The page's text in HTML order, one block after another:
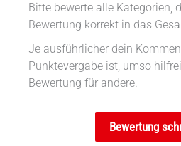
Bitte bewerte alle Kategorien,
Bewertung korrekt in das
Je ausführlicher dein
Punktevergabe ist, umso
Bewertung für andere.
Bewertung